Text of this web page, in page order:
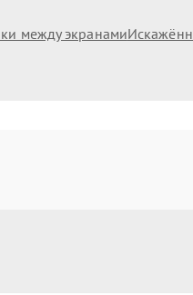
между экранами